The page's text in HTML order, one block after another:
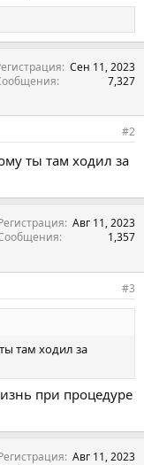
Сен 11, 2023
7,327
#2
ты там ходил за
Авг 11, 2023
1,357
#3
там ходил за
при процедуре
Авг 11, 2023